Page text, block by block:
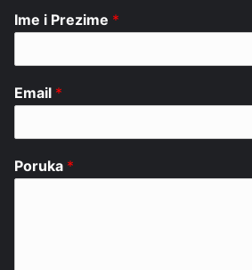
Ime i Prezime *
Email *
Poruka *